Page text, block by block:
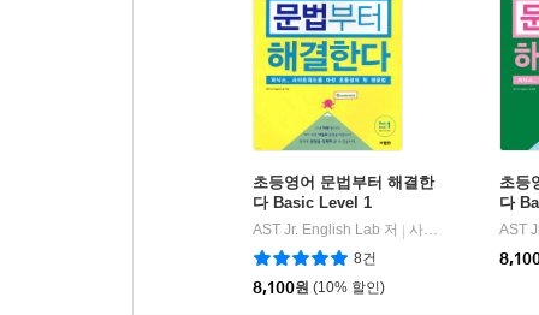
초등영어 문법부터 해결한
다 Basic Level 1
AST Jr. English Lab 저
사람in
8건
8,100원 (10% 할인)
초등
다
AST